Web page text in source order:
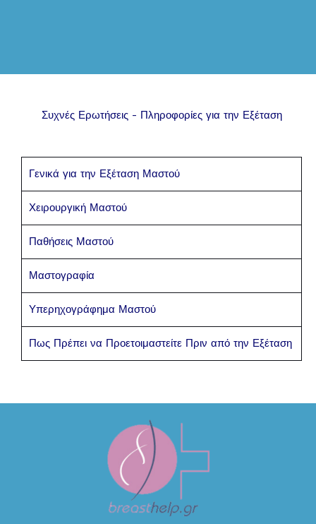
Συχνές Ερωτήσεις - Πληροφορίες για την Εξέταση
Γενικά για την Εξέταση Μαστού
Χειρουργική Μαστού
Παθήσεις Μαστού
Μαστογραφία
Υπερηχογράφημα Μαστού
Πως Πρέπει να Προετοιμαστείτε Πριν από την Εξέταση